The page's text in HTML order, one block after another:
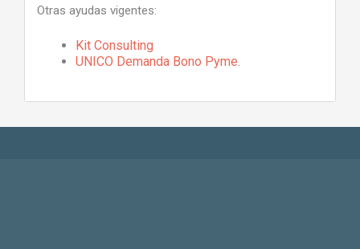
Otras ayudas vigentes:
Kit Consulting
UNICO Demanda Bono Pyme.